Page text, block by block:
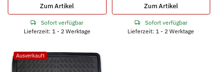
Zum Artikel
Sofort verfügbar
Lieferzeit: 1 - 2 Werktage
Zum Artikel
Sofort verfügbar
Lieferzeit: 1 - 2 Werktage
Ausverkauft